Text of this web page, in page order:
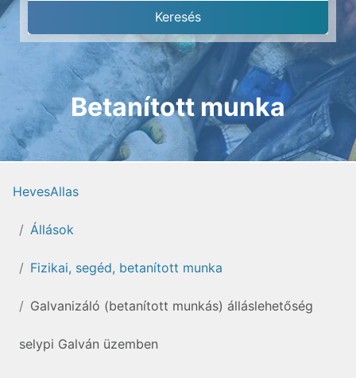
Betanított munka
HevesAllas
Állások
Fizikai, segéd, betanított munka
Galvanizáló (betanított munkás) álláslehetőség
selypi Galván üzemben